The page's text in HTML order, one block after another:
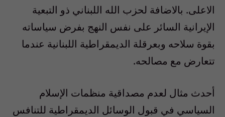
الاعلى. بالاضافة لحزب الله اللبناني ذو التبعية
الإيرانية السائر على نفس النهج بفرض سياساته
بقوة سلاحه وبعرقلة الديمقراطية اللبنانية عندما
تتعارض مع مصالحه.
أحدث مثال لعدم مصداقية منظمات الإسلام
السياسي في قبول الوسائل الديمقراطية للتنافس